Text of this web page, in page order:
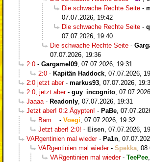
Die schwache Rechte Seite -
07.07.2026, 19:42
Die schwache Rechte Seite -
07.07.2026, 19:40
Die schwache Rechte Seite -
07.07.2026, 19:36
2:0 - Gargamel09 07.07.2026, 19:31
2:0 - Kapitän Haddock 07.07.2026,
2:0 jetzt aber- markus93 07.07.2026,
2:0, jetzt aber- guy_incognito
Jaaaa - Readonly 07.07.2026, 19:31
Jetzt aber! 0:2 Ägypten! - PaBe
Bäm...
- Voegi 07.07.2026, 19:32
Jetzt aber! 2:0! - Eisen 07.07.2026,
VARgentinien mal wieder- Pa1n
VARgentinien mal wieder- Spekka
VARgentinien mal wieder- TeePee